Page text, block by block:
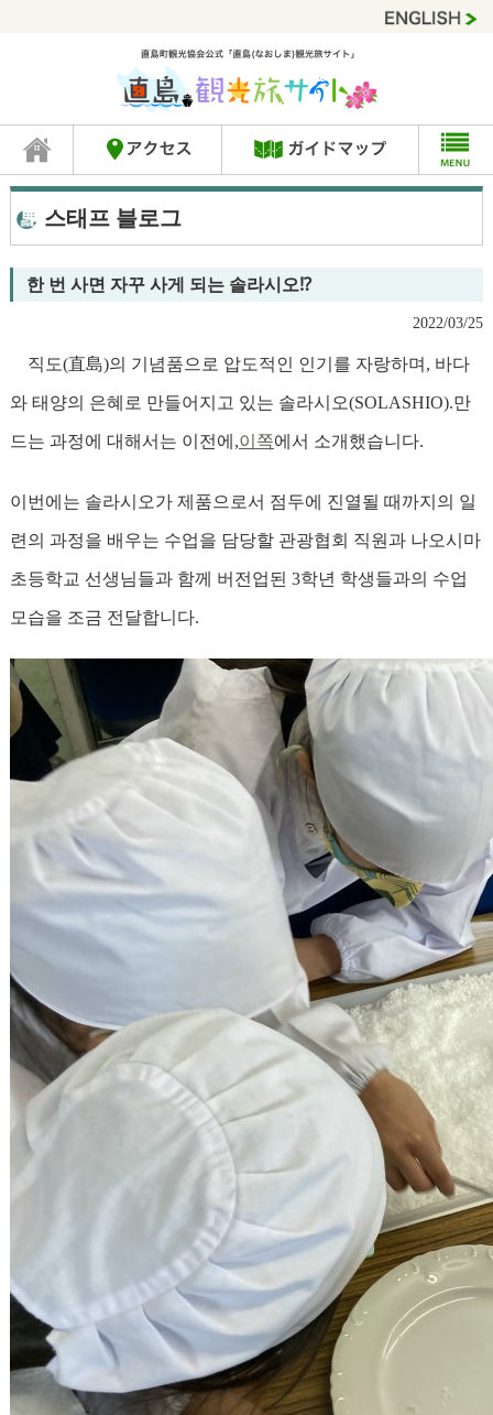
스태프 블로그
한 번 사면 자꾸 사게 되는 솔라시오⁉
2022/03/25
직도(直島)의 기념품으로 압도적인 인기를 자랑하며, 바다
와 태양의 은혜로 만들어지고 있는 솔라시오(SOLASHIO).만
드는 과정에 대해서는 이전에,이쪽에서 소개했습니다.
이번에는 솔라시오가 제품으로서 점두에 진열될 때까지의 일
련의 과정을 배우는 수업을 담당할 관광협회 직원과 나오시마
초등학교 선생님들과 함께 버전업된 3학년 학생들과의 수업
모습을 조금 전달합니다.